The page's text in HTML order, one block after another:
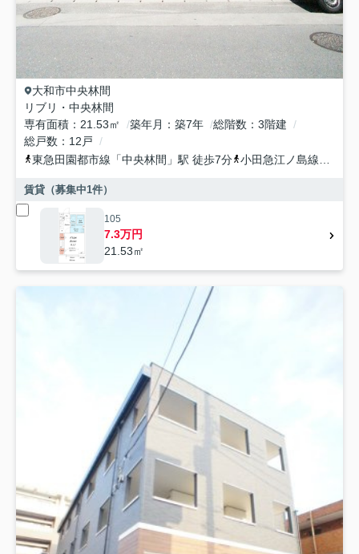
大和市中央林間
リブリ・中央林間
専有面積
21.53㎡ 築年月 築7年 総階数
3階建
総戸数
12戸
東急田園都市線 「中央林間 」駅 徒歩7分 小田急江ノ島線
賃貸（募集中1件）
105
7.3万円
21.53㎡